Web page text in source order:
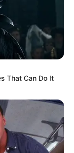
devojka sa
iz ovog sveta.
ju je šef
bio je ponosan na
„važnog
That Can Do It